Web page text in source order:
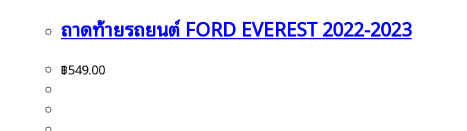
ถาดท้ายรถยนต์ FORD EVEREST 2022-2023
฿549.00